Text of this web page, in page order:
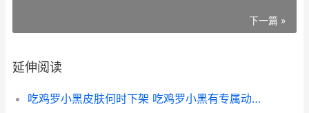
下一篇 »
延伸阅读
吃鸡罗小黑皮肤何时下架 吃鸡罗小黑有专属动作吗